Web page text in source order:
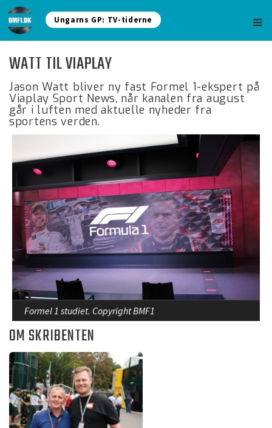
Ungarns GP: TV-tiderne
WATT TIL VIAPLAY
Jason Watt bliver ny fast Formel 1-ekspert på
Viaplay Sport News, når kanalen fra august
går i luften med aktuelle nyheder fra
sportens verden.
Formel 1 studiet. Copyright BMF1
OM SKRIBENTEN